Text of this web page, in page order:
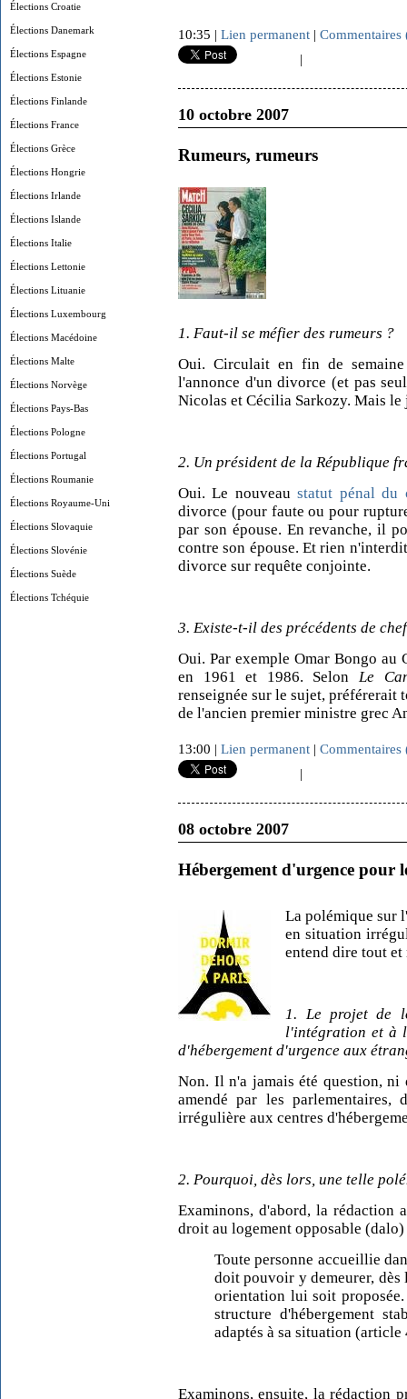
Élections Croatie
Élections Danemark
Élections Espagne
Élections Estonie
Élections Finlande
Élections France
Élections Grèce
Élections Hongrie
Élections Irlande
Élections Islande
Élections Italie
Élections Lettonie
Élections Lituanie
Élections Luxembourg
Élections Macédoine
Élections Malte
Élections Norvège
Élections Pays-Bas
Élections Pologne
Élections Portugal
Élections Roumanie
Élections Royaume-Uni
Élections Slovaquie
Élections Slovénie
Élections Suède
Élections Tchéquie
10:35 | Lien permanent | Commentaires
|
10 octobre 2007
Rumeurs, rumeurs
1. Faut-il se méfier des rumeurs ?
Oui. Circulait en fin de
l'annonce d'un divorce (et pas
Nicolas et Cécilia Sarkozy. Mais
2. Un président de la République
Oui. Le nouveaustatut pénal du
divorce (pour faute ou pour
par son épouse. En revanche, il
contre son épouse. Et rien
divorce sur requête conjointe.
3. Existe-t-il des précédents de
Oui. Par exemple Omar Bongo au
en 1961 et 1986. Selon Le
renseignée sur le sujet, préférerait
de l'ancien premier ministre grec
13:00 | Lien permanent | Commentaires
|
08 octobre 2007
Hébergement d'urgence pour
La polémique sur
en situation
entend dire tout
1. Le projet de
l'intégration et à
d'hébergement d'urgence aux
Non. Il n'a jamais été question, ni
amendé par les parlementaires,
irrégulière aux centres
2. Pourquoi, dès lors, une telle
Examinons, d'abord, la
droit au logement opposable
Toute personne accueillie
doit pouvoir y demeurer, dès
orientation lui soit
structure d'hébergement
adaptés à sa situation (article
Examinons, ensuite, la rédaction